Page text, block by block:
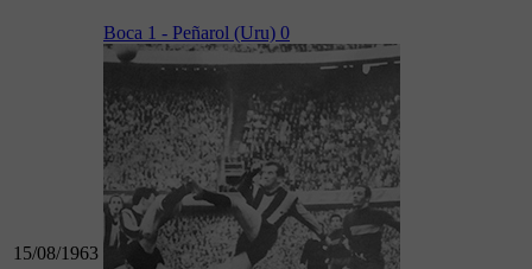
15/08/1963
Boca 1 - Peñarol (Uru) 0